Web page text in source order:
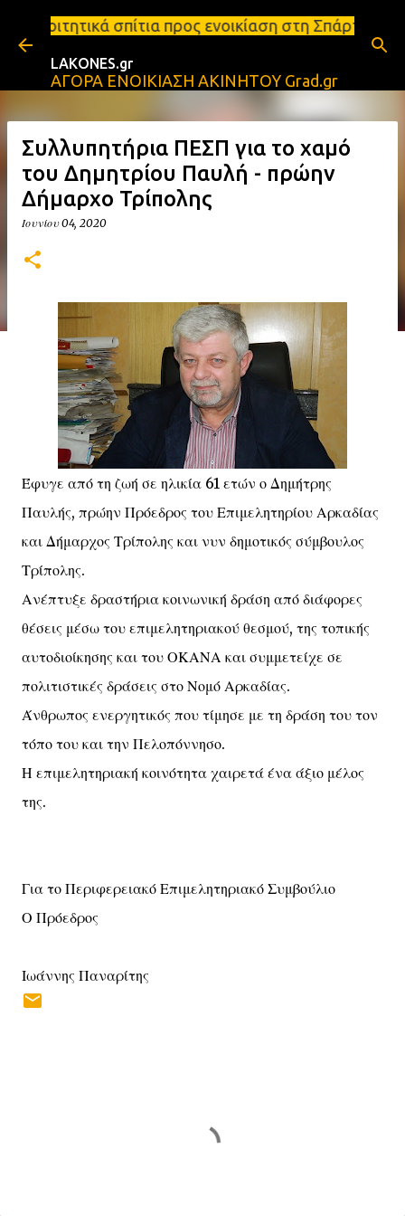
Μετάβαση στο κύριο περιεχόμενο
προς ενοικίαση στη Σπάρτη Ενοικιάσεις
LAKONES.gr
ΑΓΟΡΑ ΕΝΟΙΚΙΑΣΗ ΑΚΙΝΗΤΟΥ Grad.gr
Συλλυπητήρια ΠΕΣΠ για το χαμό
του Δημητρίου Παυλή - πρώην
Δήμαρχο Τρίπολης
Ιουνίου 04, 2020
Έφυγε από τη ζωή σε ηλικία 61 ετών ο Δημήτρης
Παυλής, πρώην Πρόεδρος του Επιμελητηρίου Αρκαδίας
και Δήμαρχος Τρίπολης και νυν δημοτικός σύμβουλος
Τρίπολης.
Ανέπτυξε δραστήρια κοινωνική δράση από διάφορες
θέσεις μέσω του επιμελητηριακού θεσμού, της τοπικής
αυτοδιοίκησης και του ΟΚΑΝΑ και συμμετείχε σε
πολιτιστικές δράσεις στο Νομό Αρκαδίας.
Άνθρωπος ενεργητικός που τίμησε με τη δράση του τον
τόπο του και την Πελοπόννησο.
Η επιμελητηριακή κοινότητα χαιρετά ένα άξιο μέλος
της.
Για το Περιφερειακό Επιμελητηριακό Συμβούλιο
Ο Πρόεδρος
Ιωάννης Παναρίτης